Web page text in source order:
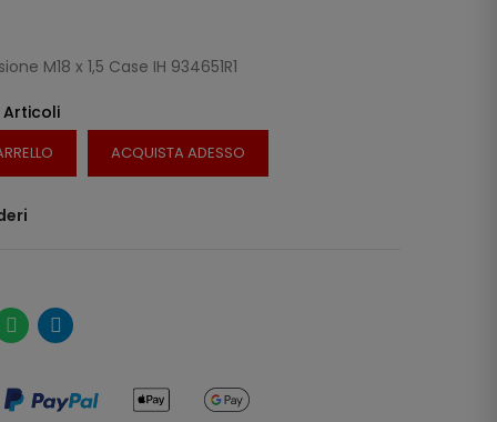
M18 x 1,5 Case IH 934651R1
Articoli
ACQUISTA ADESSO